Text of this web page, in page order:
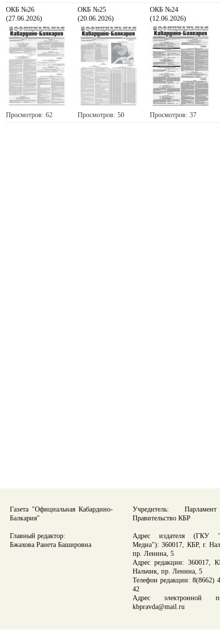
ОКБ №26
(27.06.2026)
Просмотров: 62
ОКБ №25
(20.06.2026)
Просмотров: 50
ОКБ №24
(12.06.2026)
Просмотров: 37
Газета "Официальная Кабардино-
Балкария"
Главный редактор:
Бжахова Ранета Башировна
Учредитель:
Правительство КБР
Адрес издателя (ГКУ
Медиа"): 360017, КБР, г.
пр. Ленина, 5
Адрес редакции: 360017,
Нальчик, пр. Ленина, 5
Телефон редакции: 8(8662)
42
Адрес электронной
kbpravda@mail.ru